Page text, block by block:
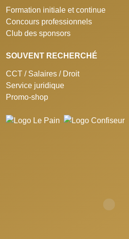
Formation initiale et continue
Concours professionnels
Club des sponsors
SOUVENT RECHERCHÉ
CCT / Salaires / Droit
Service juridique
Promo-shop